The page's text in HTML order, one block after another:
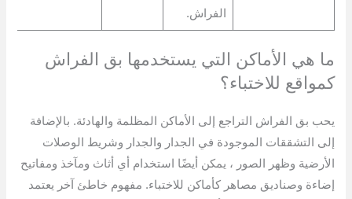
الفراش.
ما هي الأماكن التي يستخدمها بق الفراش
كمواقع للاختباء؟
يحب بق الفراش التراجع إلى الأماكن المظلمة والهادئة. بالإضافة
إلى التشققات الموجودة في الجدار والجدار وشريط الوصلات
الأرضية وظهر الصور ، يمكن أيضًا استخدام أي أثاث ومآخذ ومفاتيح
إضاءة وصناديق مصاهر كأماكن للاختباء. مفهوم خاطئ آخر يعتمد